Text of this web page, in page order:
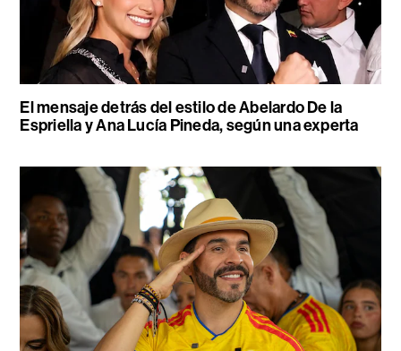
El mensaje detrás del estilo de Abelardo De la
Espriella y Ana Lucía Pineda, según una experta